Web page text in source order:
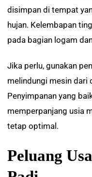
disimpan di tempat
hujan. Kelembapan
pada bagian logam
Jika perlu, gunakan
melindungi mesin dari
Penyimpanan yang
memperpanjang usia
tetap optimal.
Peluang